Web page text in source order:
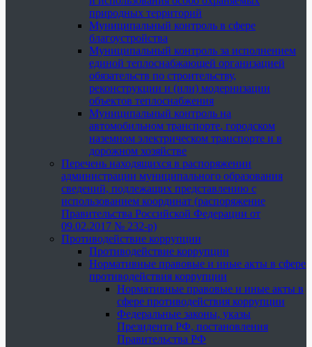
природных территорий
Муниципальный контроль в сфере
благоустройства
Муниципальный контроль за исполнением
единой теплоснабжающей организацией
обязательств по строительству,
реконструкции и (или) модернизации
объектов теплоснабжения
Муниципальный контроль на
автомобильном транспорте, городском
наземном электрическом транспорте и в
дорожном хозяйстве
Перечень находящихся в распоряжении
администрации муниципального образования
сведений, подлежащих представлению с
использованием координат (распоряжение
Правительства Российской Федерации от
09.02.2017 № 232-р)
Противодействие коррупции
Противодействие коррупции
Нормативные правовые и иные акты в сфере
противодействия коррупции
Нормативные правовые и иные акты в
сфере противодействия коррупции
Федеральные законы, указы
Президента РФ, постановления
Правительства РФ